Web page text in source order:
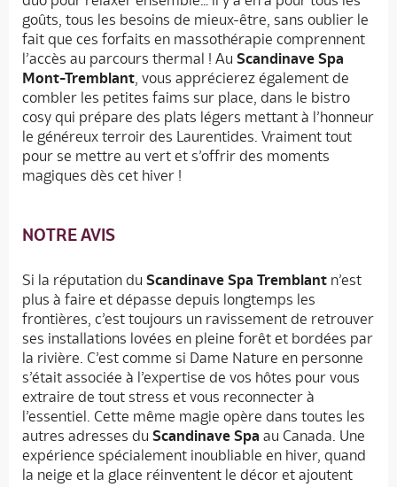
goûts, tous les besoins de mieux-être, sans oublier le
fait que ces forfaits en massothérapie comprennent
l’accès au parcours thermal ! Au Scandinave Spa
Mont-Tremblant, vous apprécierez également de
combler les petites faims sur place, dans le bistro
cosy qui prépare des plats légers mettant à l’honneur
le généreux terroir des Laurentides. Vraiment tout
pour se mettre au vert et s’offrir des moments
magiques dès cet hiver !
NOTRE AVIS
Si la réputation du Scandinave Spa Tremblant n’est
plus à faire et dépasse depuis longtemps les
frontières, c’est toujours un ravissement de retrouver
ses installations lovées en pleine forêt et bordées par
la rivière. C’est comme si Dame Nature en personne
s’était associée à l’expertise de vos hôtes pour vous
extraire de tout stress et vous reconnecter à
l’essentiel. Cette même magie opère dans toutes les
autres adresses du Scandinave Spa au Canada. Une
expérience spécialement inoubliable en hiver, quand
la neige et la glace réinventent le décor et ajoutent